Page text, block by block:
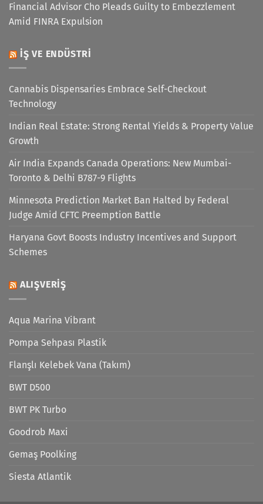
Financial Advisor Cho Pleads Guilty to Embezzlement
Amid FINRA Expulsion
İŞ VE ENDÜSTRI
Cannabis Dispensaries Embrace Self-Checkout
Technology
Indian Real Estate: Strong Rental Yields & Property Value
Growth
Air India Expands Canada Operations: New Mumbai-
Toronto & Delhi B787-9 Flights
Minnesota Prediction Market Ban Halted by Federal
Judge Amid CFTC Preemption Battle
Haryana Govt Boosts Industry Incentives and Support
Schemes
ALIŞVERIŞ
Aqua Marina Vibrant
Pompa Sehpası Plastik
Flanşlı Kelebek Vana (Takım)
BWT D500
BWT PK Turbo
Goodrob Maxi
Gemaş Poolking
Siesta Atlantik